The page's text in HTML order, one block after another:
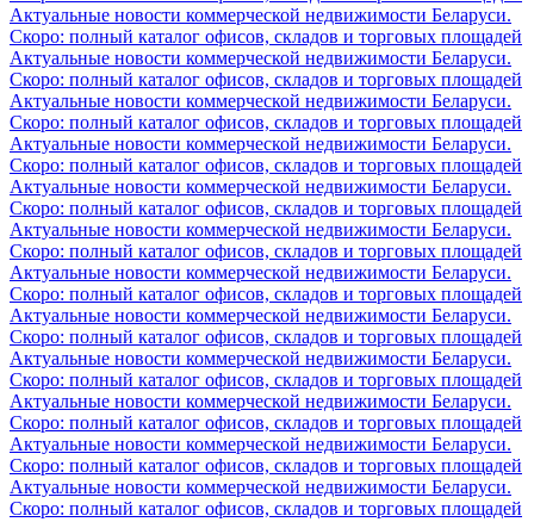
Актуальные новости коммерческой недвижимости Беларуси.
Скоро: полный каталог офисов, складов и торговых площадей
Актуальные новости коммерческой недвижимости Беларуси.
Скоро: полный каталог офисов, складов и торговых площадей
Актуальные новости коммерческой недвижимости Беларуси.
Скоро: полный каталог офисов, складов и торговых площадей
Актуальные новости коммерческой недвижимости Беларуси.
Скоро: полный каталог офисов, складов и торговых площадей
Актуальные новости коммерческой недвижимости Беларуси.
Скоро: полный каталог офисов, складов и торговых площадей
Актуальные новости коммерческой недвижимости Беларуси.
Скоро: полный каталог офисов, складов и торговых площадей
Актуальные новости коммерческой недвижимости Беларуси.
Скоро: полный каталог офисов, складов и торговых площадей
Актуальные новости коммерческой недвижимости Беларуси.
Скоро: полный каталог офисов, складов и торговых площадей
Актуальные новости коммерческой недвижимости Беларуси.
Скоро: полный каталог офисов, складов и торговых площадей
Актуальные новости коммерческой недвижимости Беларуси.
Скоро: полный каталог офисов, складов и торговых площадей
Актуальные новости коммерческой недвижимости Беларуси.
Скоро: полный каталог офисов, складов и торговых площадей
Актуальные новости коммерческой недвижимости Беларуси.
Скоро: полный каталог офисов, складов и торговых площадей